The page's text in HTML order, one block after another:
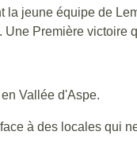
jeune équipe de
Première victoire
Vallée d'Aspe.
à des locales qui